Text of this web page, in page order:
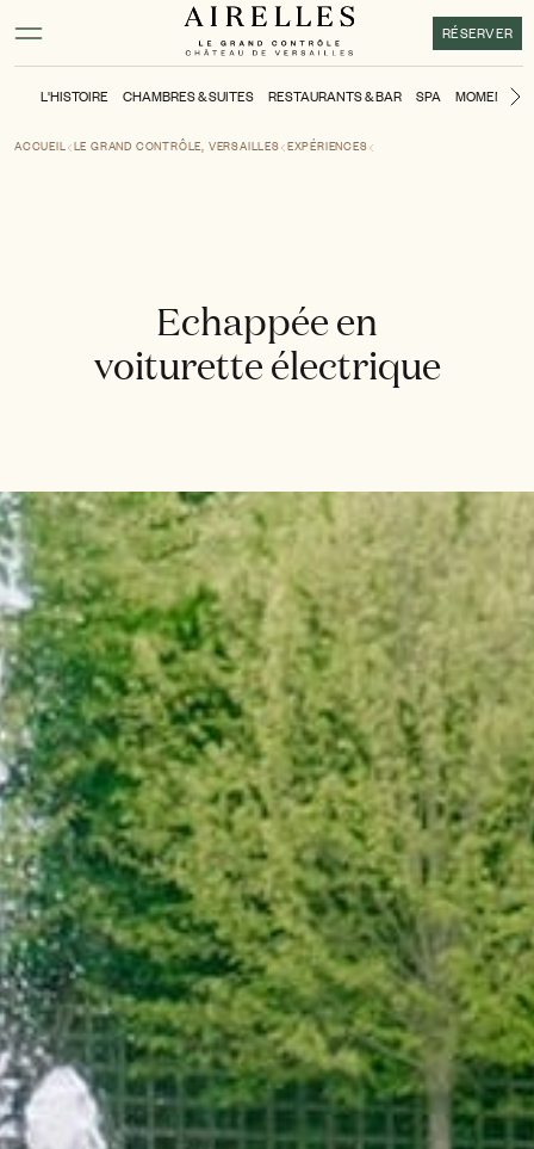
Activer le mode contraste élevé
RÉSERVER
L'HISTOIRE CHAMBRES & SUITES RESTAURANTS & BAR SPA MOMENTS
ACCUEIL LE GRAND CONTRÔLE, VERSAILLES EXPÉRIENCES
Echappée en
voiturette électrique